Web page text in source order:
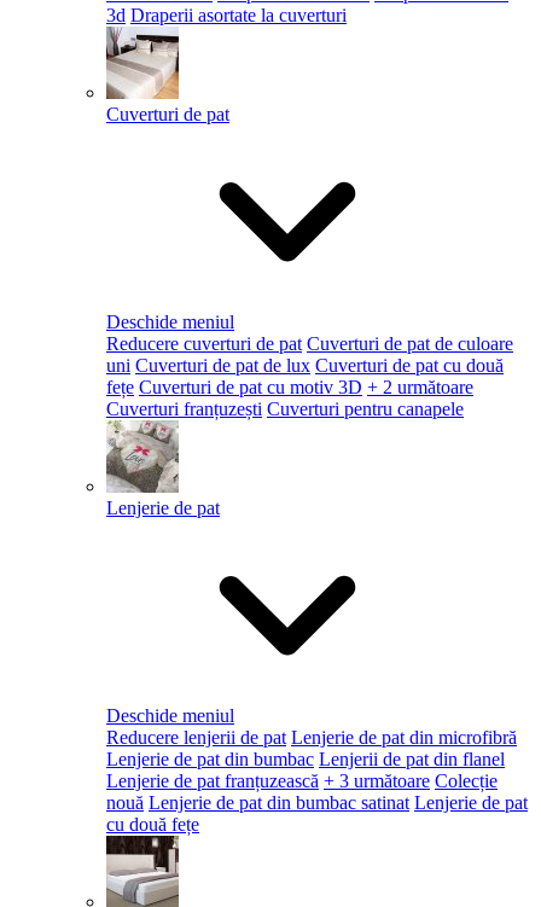
3d Draperii asortate la cuverturi
Cuverturi de pat
Deschide meniul
Reducere cuverturi de pat Cuverturi de pat de culoare
uni Cuverturi de pat de lux Cuverturi de pat cu două
fețe Cuverturi de pat cu motiv 3D + 2 următoare
Cuverturi franțuzești Cuverturi pentru canapele
Lenjerie de pat
Deschide meniul
Reducere lenjerii de pat Lenjerie de pat din microfibră
Lenjerie de pat din bumbac Lenjerii de pat din flanel
Lenjerie de pat franțuzească + 3 următoare Colecție
nouă Lenjerie de pat din bumbac satinat Lenjerie de pat
cu două fețe